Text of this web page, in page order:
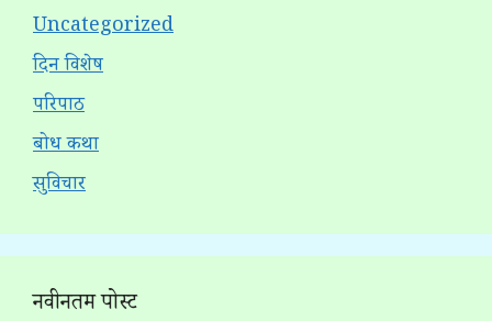
Uncategorized
दिन विशेष
परिपाठ
बोध कथा
सुविचार
नवीनतम पोस्ट